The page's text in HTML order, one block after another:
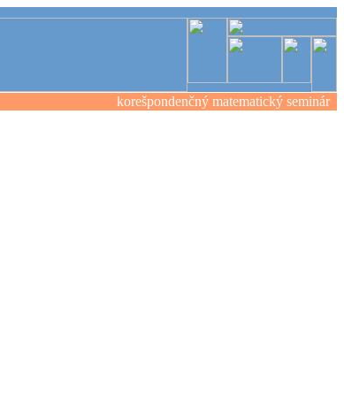
korešpondenčný matematický seminár